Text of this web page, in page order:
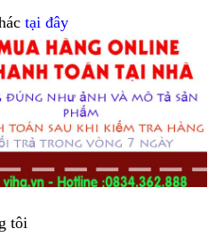
tại đây
tôi